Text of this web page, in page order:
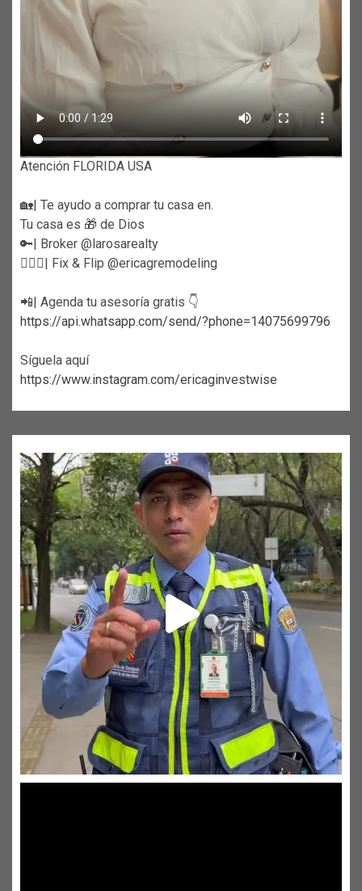
Atención FLORIDA USA
🏡| Te ayudo a comprar tu casa en.
Tu casa es 🎁 de Dios
🔑| Broker @larosarealty
👷🏼‍♀️| Fix & Flip @ericagremodeling
📲| Agenda tu asesoría gratis 👇
https://api.whatsapp.com/send/?phone=14075699796
Síguela aquí
https://www.instagram.com/ericaginvestwise